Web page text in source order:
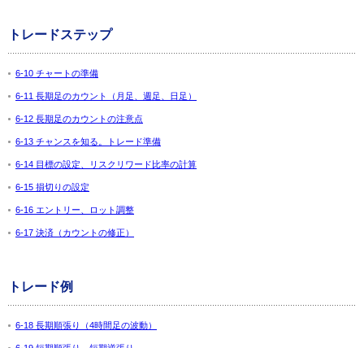
トレードステップ
6-10 チャートの準備
6-11 長期足のカウント（月足、週足、日足）
6-12 長期足のカウントの注意点
6-13 チャンスを知る。トレード準備
6-14 目標の設定、リスクリワード比率の計算
6-15 損切りの設定
6-16 エントリー、ロット調整
6-17 決済（カウントの修正）
トレード例
6-18 長期順張り（4時間足の波動）